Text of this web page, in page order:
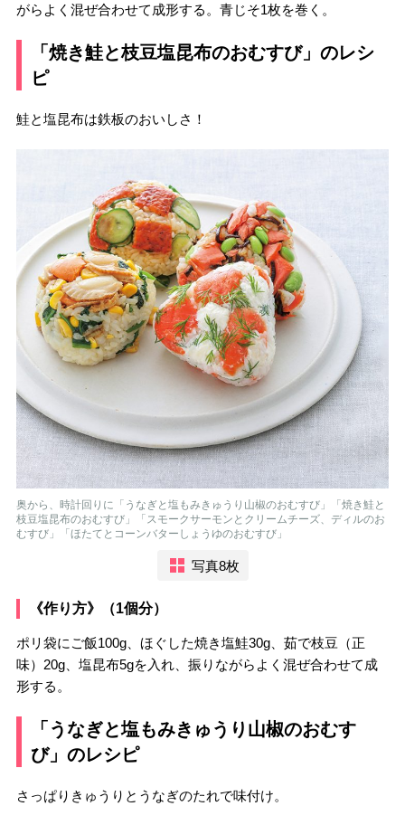
がらよく混ぜ合わせて成形する。青じそ1枚を巻く。
「焼き鮭と枝豆塩昆布のおむすび」のレシ
ピ
鮭と塩昆布は鉄板のおいしさ！
奥から、時計回りに「うなぎと塩もみきゅうり山椒のおむすび」「焼き鮭と
枝豆塩昆布のおむすび」「スモークサーモンとクリームチーズ、ディルのお
むすび」「ほたてとコーンバターしょうゆのおむすび」
写真8枚
《作り方》（1個分）
ポリ袋にご飯100g、ほぐした焼き塩鮭30g、茹で枝豆（正
味）20g、塩昆布5gを入れ、振りながらよく混ぜ合わせて成
形する。
「うなぎと塩もみきゅうり山椒のおむす
び」のレシピ
さっぱりきゅうりとうなぎのたれで味付け。